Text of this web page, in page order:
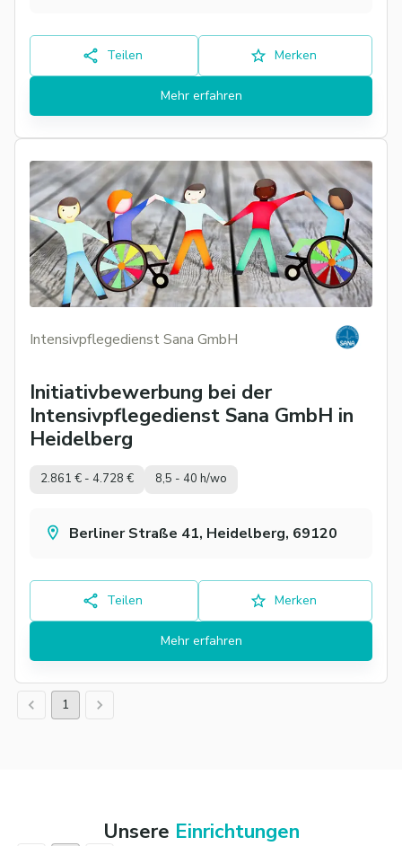
Teilen Merken
Mehr erfahren
Intensivpflegedienst Sana GmbH
Initiativbewerbung bei der
Intensivpflegedienst Sana GmbH in
Heidelberg
2.861 € - 4.728 € 8,5 - 40 h/wo
Berliner Straße 41, Heidelberg, 69120
Teilen Merken
Mehr erfahren
1
Unsere Einrichtungen